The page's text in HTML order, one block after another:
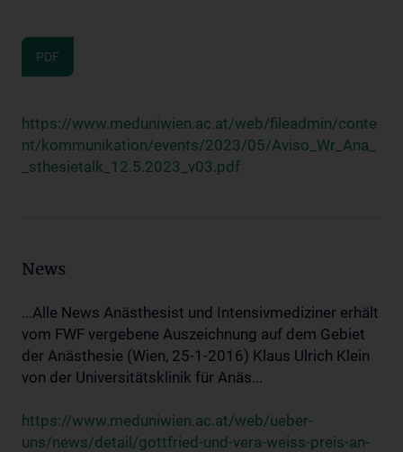
PDF
https://www.meduniwien.ac.at/web/fileadmin/conte
nt/kommunikation/events/2023/05/Aviso_Wr_Ana_
_sthesietalk_12.5.2023_v03.pdf
News
...Alle News Anästhesist und Intensivmediziner erhält
vom FWF vergebene Auszeichnung auf dem Gebiet
der Anästhesie (Wien, 25-1-2016) Klaus Ulrich Klein
von der Universitätsklinik für Anäs...
https://www.meduniwien.ac.at/web/ueber-
uns/news/detail/gottfried-und-vera-weiss-preis-an-